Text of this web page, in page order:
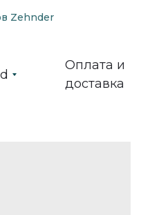
Zehnder
Оплата и
доставка